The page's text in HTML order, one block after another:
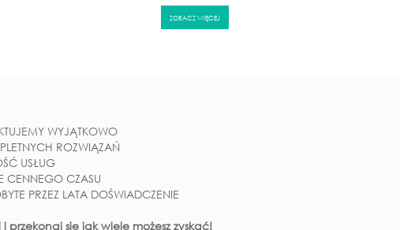
ZOBACZ WIĘCEJ
WYJĄTKOWO
ROZWIĄZAŃ
USŁUG
CENNEGO CZASU
PRZEZ LATA DOŚWIADCZENIE
przekonaj się jak wiele możesz zyskać!